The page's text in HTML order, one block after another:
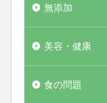
無添加
美容・健康
食の問題